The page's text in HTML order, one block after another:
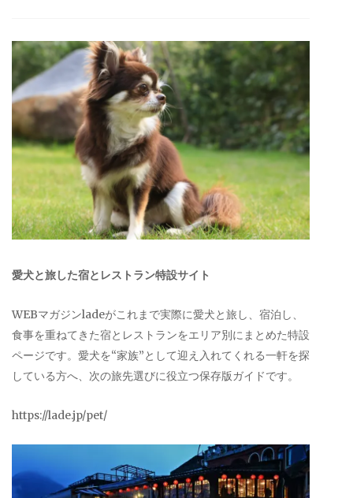
愛犬と旅した宿とレストラン特設サイト
WEBマガジンladeがこれまで実際に愛犬と旅し、宿泊し、
食事を重ねてきた宿とレストランをエリア別にまとめた特設
ページです。愛犬を“家族”として迎え入れてくれる一軒を探
している方へ、次の旅先選びに役立つ保存版ガイドです。
https://lade.jp/pet/